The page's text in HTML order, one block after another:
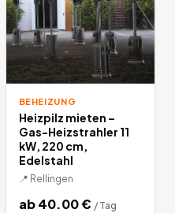
BEHEIZUNG
Heizpilz mieten –
Gas-Heizstrahler 11
kW, 220 cm,
Edelstahl
📍 Rellingen
ab40.00€ / Tag